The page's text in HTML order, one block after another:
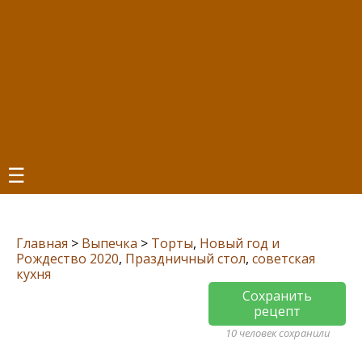
☰
Главная > Выпечка > Торты, Новый год и
Рождество 2020, Праздничный стол, советская
кухня
Сохранить
рецепт
10 человек сохранили